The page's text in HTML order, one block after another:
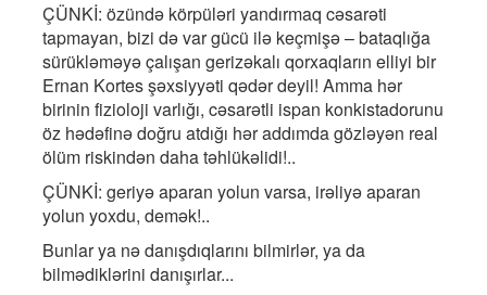
ÇÜNKİ: özündə körpüləri yandırmaq cəsarəti
tapmayan, bizi də var gücü ilə keçmişə – bataqlığa
sürükləməyə çalışan gerizəkalı qorxaqların elliyi bir
Ernan Kortes şəxsiyyəti qədər deyil! Amma hər
birinin fizioloji varlığı, cəsarətli ispan konkistadorunu
öz hədəfinə doğru atdığı hər addımda gözləyən real
ölüm riskindən daha təhlükəlidi!..
ÇÜNKİ: geriyə aparan yolun varsa, irəliyə aparan
yolun yoxdu, demək!..
Bunlar ya nə danışdıqlarını bilmirlər, ya da
bilmədiklərini danışırlar...